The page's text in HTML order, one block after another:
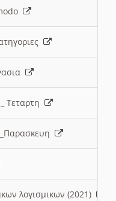
Τεταρτη
λογισμικων (2021)